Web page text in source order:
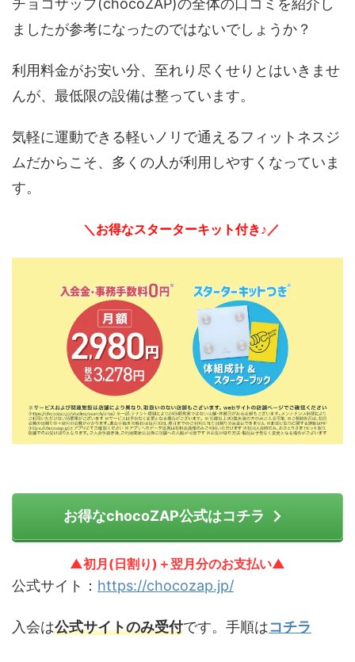
ましたが参考になったのではないでしょうか？
利用料金がお安い分、至れり尽くせりとはいきませ
んが、最低限の設備は整っています。
気軽に運動できる軽いノリで通えるフィットネスジ
ムだからこそ、多くの人が利用しやすくなっていま
す。
＼お得なスターターキット付き♪／
お得なchocoZAP公式はコチラ
▲初月(日割り)＋翌月分のお支払い▲
公式サイト： https://chocozap.jp/
入会は公式サイトのみ受付です。手順はコチラ